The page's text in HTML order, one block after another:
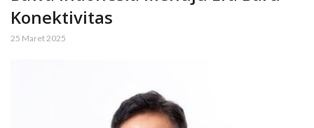
Konektivitas
25 Maret 2025